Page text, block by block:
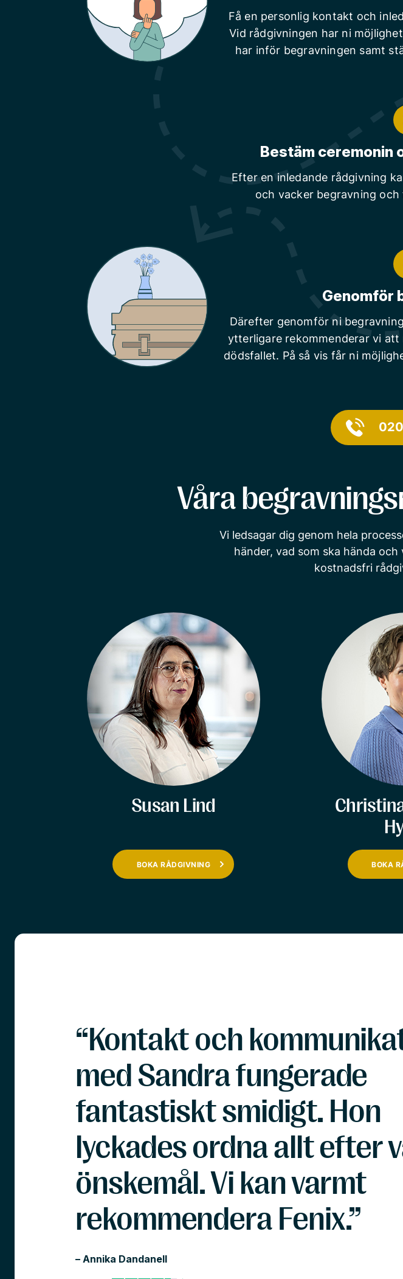
Få en personlig kontakt och
Vid rådgivningen har ni
har inför begravningen samt
Bestäm ceremonin
Efter en inledande rådgivning
och vacker begravning
Genomför
Därefter genomför ni
ytterligare rekommenderar vi
dödsfallet. På så vis får ni
Våra
Vi ledsagar dig genom hela
händer, vad som ska hända
kostnadsfri
Susan Lind
BOKA RÅDGIVNING BOKA
“Kontakt och
med Sandra fungerade
fantastiskt smidigt. Hon
lyckades ordna allt efter
önskemål. Vi kan varmt
rekommendera Fenix.”
– Annika Dandanell